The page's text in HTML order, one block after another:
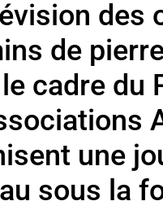
des
de
cadre du
une
sous la